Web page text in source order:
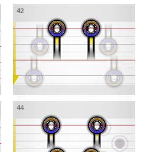
42
44